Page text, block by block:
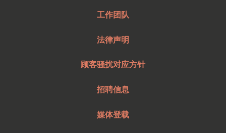
工作团队
法律声明
顾客骚扰对应方针
招聘信息
媒体登载